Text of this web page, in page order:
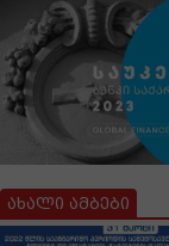
ახალი ამბები